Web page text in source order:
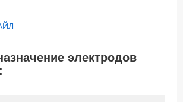
электродов